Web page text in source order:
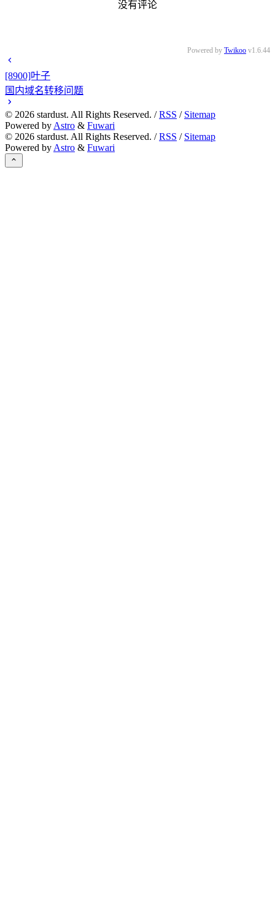
没有评论
Powered by Twikoo v1.6.44
[8900]叶子
国内域名转移问题
© 2026 stardust. All Rights Reserved. /RSS / Sitemap
Powered by Astro & Fuwari
© 2026 stardust. All Rights Reserved. /RSS / Sitemap
Powered by Astro & Fuwari